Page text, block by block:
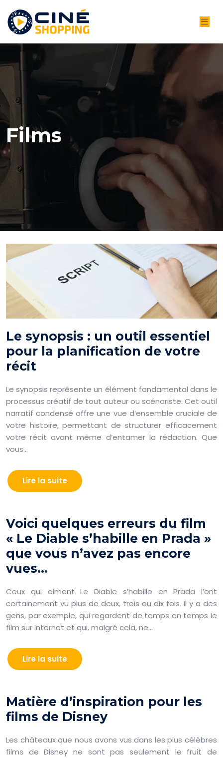
Films
Le synopsis : un outil essentiel
pour la planification de votre
récit
Le synopsis représente un élément fondamental dans le
processus créatif de tout auteur ou scénariste. Cet outil
narratif condensé offre une vue d’ensemble cruciale de
votre histoire, permettant de structurer efficacement
votre récit avant même d’entamer la rédaction. Que
vous…
Lire la suite
Voici quelques erreurs du film
« Le Diable s’habille en Prada »
que vous n’avez pas encore
vues…
Ceux qui aiment Le Diable s’habille en Prada l’ont
certainement vu plus de deux, trois ou dix fois. Il y a des
gens, par exemple, qui regardent de temps en temps le
film sur Internet et qui, malgré cela, ne…
Lire la suite
Matière d’inspiration pour les
films de Disney
Les châteaux que nous avons vus dans les plus célèbres
films de Disney ne sont pas seulement le fruit de